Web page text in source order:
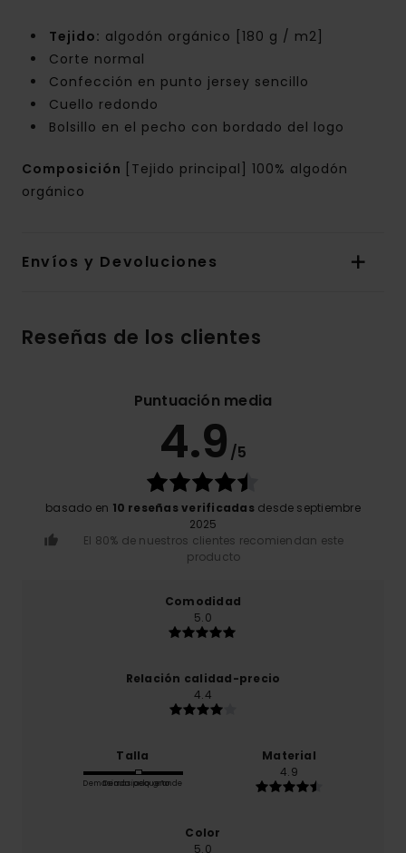
Tejido: algodón orgánico [180 g / m2]
Corte normal
Confección en punto jersey sencillo
Cuello redondo
Bolsillo en el pecho con bordado del logo
Composición
[Tejido principal] 100% algodón
orgánico
Envíos y Devoluciones
Reseñas de los clientes
Puntuación media
4.9 /5
basado en 10 reseñas verificadas desde septiembre
2025
El 80% de nuestros clientes recomiendan este
producto
Comodidad
5.0
Relación calidad-precio
4.4
Talla
Demasiado pequeño
Demasiado grande
Material
4.9
Color
5.0